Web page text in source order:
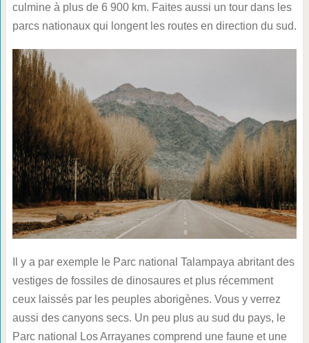
culmine à plus de 6 900 km. Faites aussi un tour dans les
parcs nationaux qui longent les routes en direction du sud.
Il y a par exemple le Parc national Talampaya abritant des
vestiges de fossiles de dinosaures et plus récemment
ceux laissés par les peuples aborigènes. Vous y verrez
aussi des canyons secs. Un peu plus au sud du pays, le
Parc national Los Arrayanes comprend une faune et une